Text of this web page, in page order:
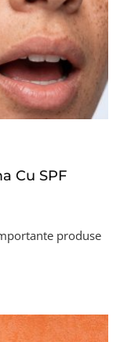
Cu SPF
produse